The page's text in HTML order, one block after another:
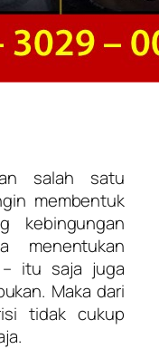
salah satu
membentuk
kebingungan
menentukan
itu saja juga
Maka dari
tidak cukup